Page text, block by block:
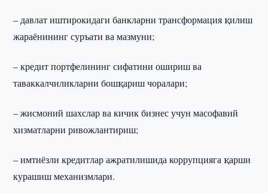
– давлат иштирокидаги банкларни трансформация қилиш
жараёнининг суръати ва мазмуни;
– кредит портфелининг сифатини ошириш ва
таваккалчиликларни бошқариш чоралари;
– жисмоний шахслар ва кичик бизнес учун масофавий
хизматларни ривожлантириш;
– имтиёзли кредитлар ажратилишида коррупцияга қарши
курашиш механизмлари.